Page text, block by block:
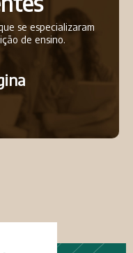
se especializaram
de ensino.